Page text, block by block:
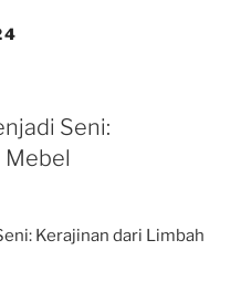
Seni:
Mebel
Kerajinan dari Limbah